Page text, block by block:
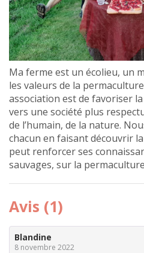
Ma ferme est un écolieu, un
les valeurs de la
association est de favoriser
vers une société plus
de l’humain, de la nature.
chacun en faisant découvrir
peut renforcer ses
sauvages, sur la
Avis (1)
Blandine
8 novembre 2022